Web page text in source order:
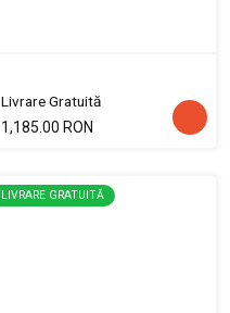
Livrare Gratuită
1,185.00 RON
LIVRARE GRATUITĂ